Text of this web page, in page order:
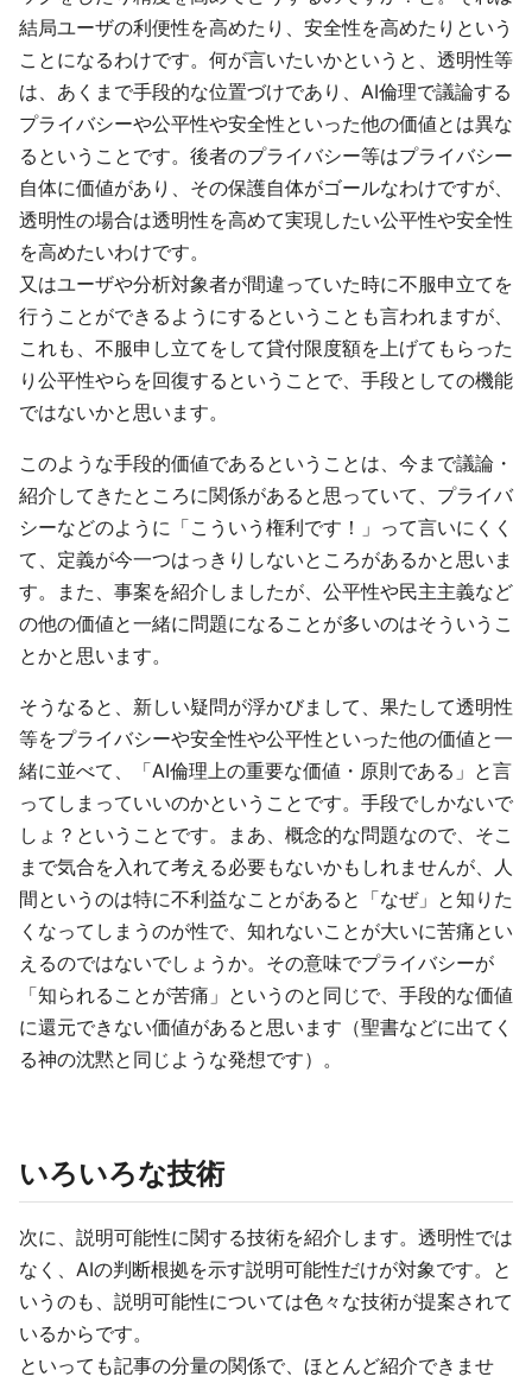
結局ユーザの利便性を高めたり、安全性を高めたりという
ことになるわけです。何が言いたいかというと、透明性等
は、あくまで手段的な位置づけであり、AI倫理で議論する
プライバシーや公平性や安全性といった他の価値とは異な
るということです。後者のプライバシー等はプライバシー
自体に価値があり、その保護自体がゴールなわけですが、
透明性の場合は透明性を高めて実現したい公平性や安全性
を高めたいわけです。
又はユーザや分析対象者が間違っていた時に不服申立てを
行うことができるようにするということも言われますが、
これも、不服申し立てをして貸付限度額を上げてもらった
り公平性やらを回復するということで、手段としての機能
ではないかと思います。
このような手段的価値であるということは、今まで議論・
紹介してきたところに関係があると思っていて、プライバ
シーなどのように「こういう権利です！」って言いにくく
て、定義が今一つはっきりしないところがあるかと思いま
す。また、事案を紹介しましたが、公平性や民主主義など
の他の価値と一緒に問題になることが多いのはそういうこ
とかと思います。
そうなると、新しい疑問が浮かびまして、果たして透明性
等をプライバシーや安全性や公平性といった他の価値と一
緒に並べて、「AI倫理上の重要な価値・原則である」と言
ってしまっていいのかということです。手段でしかないで
しょ？ということです。まあ、概念的な問題なので、そこ
まで気合を入れて考える必要もないかもしれませんが、人
間というのは特に不利益なことがあると「なぜ」と知りた
くなってしまうのが性で、知れないことが大いに苦痛とい
えるのではないでしょうか。その意味でプライバシーが
「知られることが苦痛」というのと同じで、手段的な価値
に還元できない価値があると思います（聖書などに出てく
る神の沈黙と同じような発想です）。
いろいろな技術
次に、説明可能性に関する技術を紹介します。透明性では
なく、AIの判断根拠を示す説明可能性だけが対象です。と
いうのも、説明可能性については色々な技術が提案されて
いるからです。
といっても記事の分量の関係で、ほとんど紹介できませ